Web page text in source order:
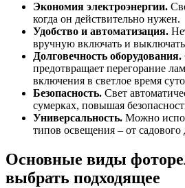
Экономия электроэнергии.
когда он действительно нужен.
Удобство и автоматизация.
вручную включать и
Долговечность оборудования.
предотвращает перегорание
включения в светлое время
Безопасность. Свет
сумерках, повышая
Универсальность. Можно
типов освещения – от садового
Основные виды
выбрать подходящее